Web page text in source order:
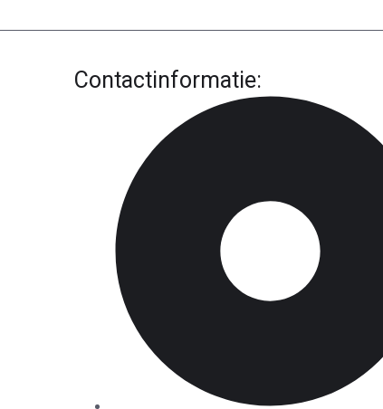
Contactinformatie: